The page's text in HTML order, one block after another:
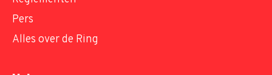
Pers
Alles over de Ring